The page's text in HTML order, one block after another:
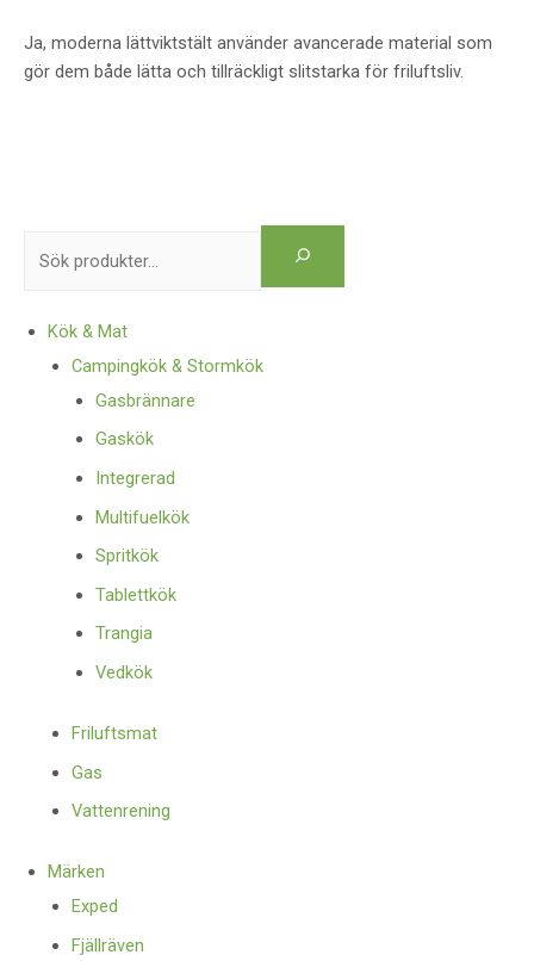
Kök & Mat
Campingkök & Stormkök
Gasbrännare
Gaskök
Integrerad
Multifuelkök
Spritkök
Tablettkök
Trangia
Vedkök
Friluftsmat
Gas
Vattenrening
Märken
Exped
Fjällräven
Ja, moderna lättviktstält använder avancerade material som
gör dem både lätta och tillräckligt slitstarka för friluftsliv.